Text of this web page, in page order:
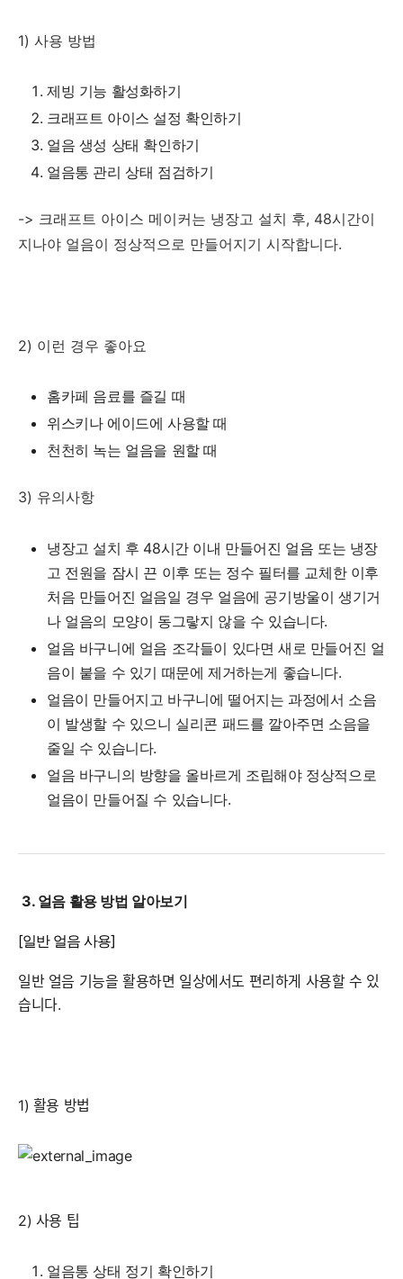
1) 사용 방법
제빙 기능 활성화하기
크래프트 아이스 설정 확인하기
얼음 생성 상태 확인하기
얼음통 관리 상태 점검하기
-> 크래프트 아이스 메이커는 냉장고 설치 후, 48시간이
지나야 얼음이 정상적으로 만들어지기 시작합니다.
2) 이런 경우 좋아요
홈카페 음료를 즐길 때
위스키나 에이드에 사용할 때
천천히 녹는 얼음을 원할 때
3) 유의사항
냉장고 설치 후 48시간 이내 만들어진 얼음 또는 냉장
고 전원을 잠시 끈 이후 또는 정수 필터를 교체한 이후
처음 만들어진 얼음일 경우 얼음에 공기방울이 생기거
나 얼음의 모양이 동그랗지 않을 수 있습니다.
얼음 바구니에 얼음 조각들이 있다면 새로 만들어진 얼
음이 붙을 수 있기 때문에 제거하는게 좋습니다.
얼음이 만들어지고 바구니에 떨어지는 과정에서 소음
이 발생할 수 있으니 실리콘 패드를 깔아주면 소음을
줄일 수 있습니다.
얼음 바구니의 방향을 올바르게 조립해야 정상적으로
얼음이 만들어질 수 있습니다.
3. 얼음 활용 방법 알아보기
[일반 얼음 사용]
일반 얼음 기능을 활용하면 일상에서도 편리하게 사용할 수 있
습니다.
1) 활용 방법
2) 사용 팁
얼음통 상태 정기 확인하기